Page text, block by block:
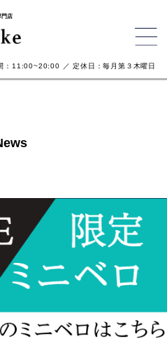
門店
：11:00~20:00 ／ 定休日：毎月第３木曜日